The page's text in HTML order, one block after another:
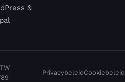
&
PrivacybeleidCookiebeleid